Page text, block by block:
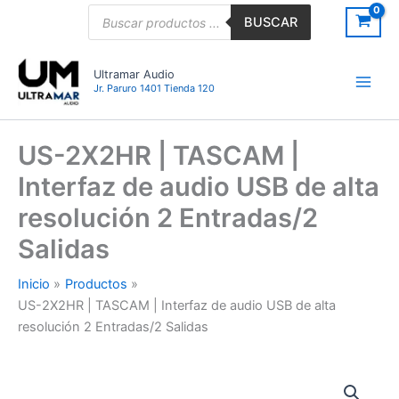
BUSCAR
Ultramar Audio
Jr. Paruro 1401 Tienda 120
US-2X2HR | TASCAM |
Interfaz de audio USB de alta
resolución 2 Entradas/2
Salidas
Inicio
Productos
US-2X2HR | TASCAM | Interfaz de audio USB de alta
resolución 2 Entradas/2 Salidas